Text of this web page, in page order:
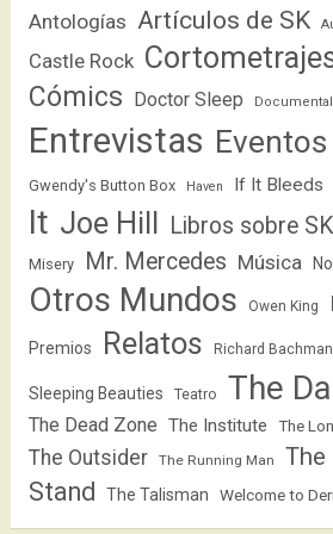
Antologías Artículos de SK
Castle Rock
Cómics Doctor Sleep
Entrevistas Eventos
Gwendy's Button Box Haven If It Bleeds
It Joe Hill Libros sobre SK
Misery Mr. Mercedes Música
Otros Mundos Owen King
Premios Relatos Richard Bachman
Sleeping Beauties Teatro The
The Dead Zone The Institute The
The Outsider The Running Man The
Stand
The Talisman Welcome to